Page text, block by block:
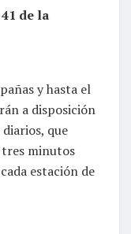
de la
y hasta el
a disposición
que
tres minutos
estación de